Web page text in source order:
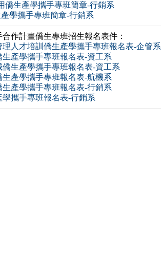
僑生產學攜手專班簡章-行銷系
學攜手專班簡章-行銷系
作計畫僑生專班招生報名表件：
理人才培訓僑生產學攜手專班報名表-企管系
生產學攜手專班報名表-資工系
僑生產學攜手專班報名表-資工系
生產學攜手專班報名表-航機系
生產學攜手專班報名表-行銷系
學攜手專班報名表-行銷系